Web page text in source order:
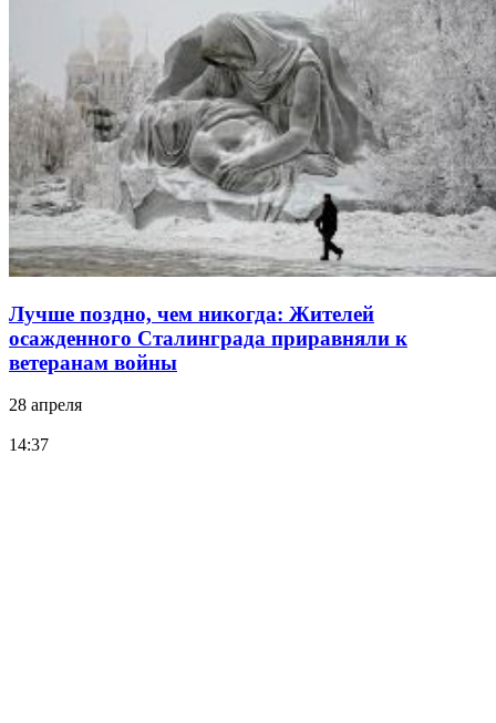
Лучше поздно, чем никогда: Жителей
осажденного Сталинграда приравняли к
ветеранам войны
28 апреля
14:37